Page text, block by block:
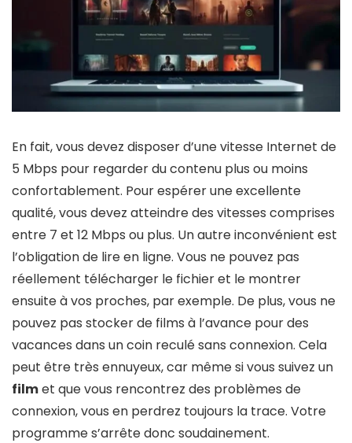
En fait, vous devez disposer d’une vitesse Internet de
5 Mbps pour regarder du contenu plus ou moins
confortablement. Pour espérer une excellente
qualité, vous devez atteindre des vitesses comprises
entre 7 et 12 Mbps ou plus. Un autre inconvénient est
l’obligation de lire en ligne. Vous ne pouvez pas
réellement télécharger le fichier et le montrer
ensuite à vos proches, par exemple. De plus, vous ne
pouvez pas stocker de films à l’avance pour des
vacances dans un coin reculé sans connexion. Cela
peut être très ennuyeux, car même si vous suivez un
filmet que vous rencontrez des problèmes de
connexion, vous en perdrez toujours la trace. Votre
programme s’arrête donc soudainement.